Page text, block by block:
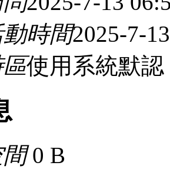
動時間2025-7-
使用系統默認
0 B